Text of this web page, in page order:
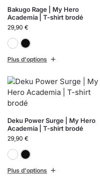
Bakugo Rage | My Hero
Academia | T-shirt brodé
29,90 €
Plus d'options
Deku Power Surge | My Hero
Academia | T-shirt brodé
29,90 €
Plus d'options